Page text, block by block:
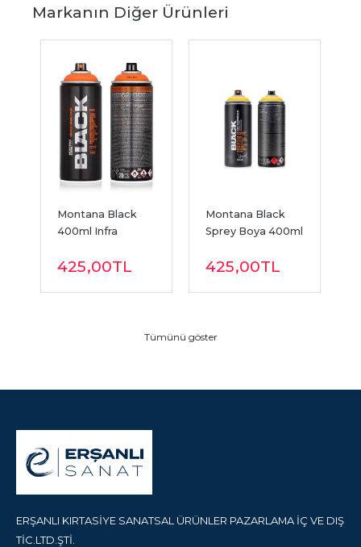
Markanın Diğer Ürünleri
Montana Black
400ml Infra
2000
425,00TL
Montana Black
Sprey Boya 400ml
BLK P1000
425,00TL
Tümünü göster
ERŞANLI KIRTASİYE SANATSAL ÜRÜNLER PAZARLAMA İÇ VE DIŞ
TİC.LTD.ŞTİ.